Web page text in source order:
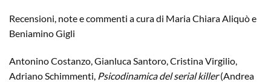
Recensioni, note e commenti a cura di Maria Chiara Aliquò e
Beniamino Gigli
Antonino Costanzo, Gianluca Santoro, Cristina Virgilio,
Adriano Schimmenti, Psicodinamica del serial killer(Andrea